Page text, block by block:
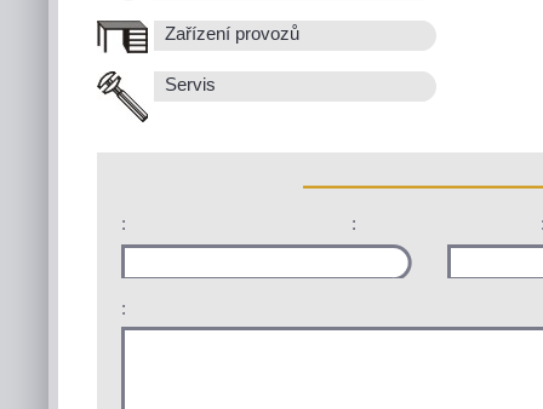
Zařízení provozů
Servis
: :
: